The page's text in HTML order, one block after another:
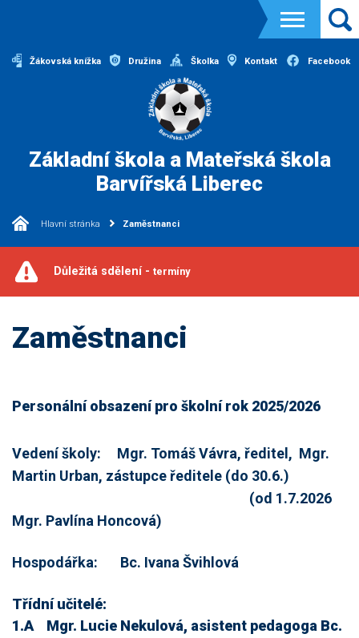
Žákovská knížka Družina Školka Kontakt Facebook
Základní škola a Mateřská škola
Barvířská Liberec
Hlavní stránka Zaměstnanci
Důležitá sdělení - termíny
Zaměstnanci
Personální obsazení pro školní rok 2025/2026
Vedení školy: Mgr. Tomáš Vávra, ředitel, Mgr.
Martin Urban, zástupce ředitele (do 30.6.)
(od 1.7.2026
Mgr. Pavlína Honcová)
Hospodářka: Bc. Ivana Švihlová
Třídní učitelé:
1.A Mgr. Lucie Nekulová, asistent pedagoga Bc.